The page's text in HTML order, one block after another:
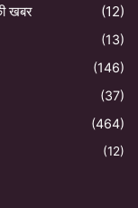
खबर
(12)
(13)
(146)
(37)
(464)
(12)